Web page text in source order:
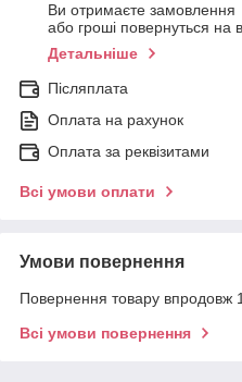
Ви отримаєте замовлення
або гроші повернуться на
Детальніше
Післяплата
Оплата на рахунок
Оплата за реквізитами
Всі умови оплати
Умови повернення
Повернення товару впродовж
Всі умови повернення